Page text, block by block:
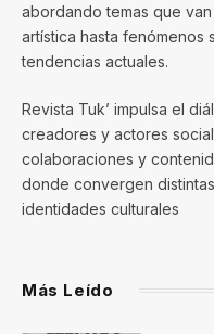
abordando temas que
artística hasta fenómenos
tendencias actuales.
Revista Tuk’ impulsa el
creadores y actores
colaboraciones y
donde convergen
identidades culturales
Más Leído